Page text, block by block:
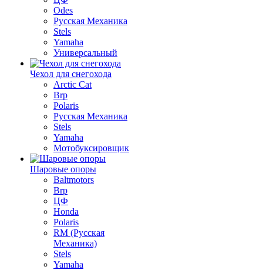
Odes
Русская Механика
Stels
Yamaha
Универсальный
Чехол для снегохода
Arctic Cat
Brp
Polaris
Русская Механика
Stels
Yamaha
Мотобуксировщик
Шаровые опоры
Baltmotors
Brp
ЦФ
Honda
Polaris
RM (Русская
Механика)
Stels
Yamaha